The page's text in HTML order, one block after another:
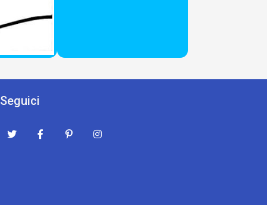
Seguici